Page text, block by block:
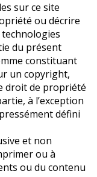
sur ce site
ou décrire
du présent
constituant
un copyright,
droit de propriété
à l’exception
défini
et non
ou à
ou du contenu